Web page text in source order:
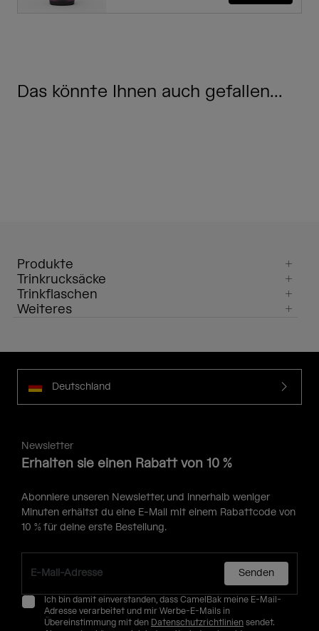
Das könnte Ihnen auch gefallen...
Produkte
Trinkrucksäcke
Trinkflaschen
Weiteres
Deutschland
Newsletter
Erhalten sie einen Rabatt von 10 %
Abonniere unseren Newsletter, und innerhalb weniger
Minuten erhältst du eine E-Mail mit einem Rabattcode von
10 % für deine erste Bestellung.
Senden
Ich bin damit einverstanden, dass CamelBak meine E-Mail-
Adresse verarbeitet und mir Werbe-E-Mails in
Übereinstimmung mit den Datenschutzrichtlinien sendet.